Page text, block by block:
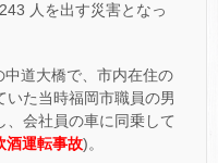
人を出す災害となっ
道大橋で、市内在住の
た当時福岡市職員の男
会社員の車に同乗して
酒運転事故)。